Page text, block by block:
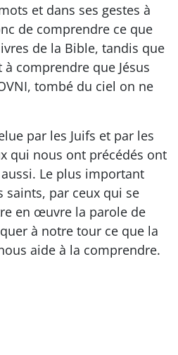
et dans ses gestes à
de comprendre ce que
de la Bible, tandis que
comprendre que Jésus
tombé du ciel on ne
par les Juifs et par les
qui nous ont précédés ont
Le plus important
saints, par ceux qui se
en œuvre la parole de
à notre tour ce que la
aide à la comprendre.